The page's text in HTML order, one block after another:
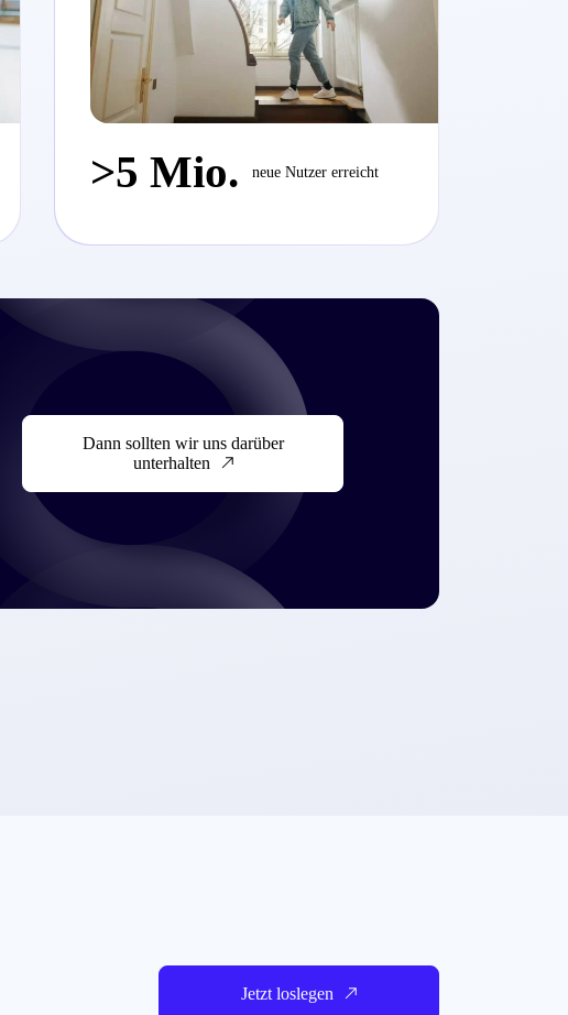
>5 Mio. neue Nutzer erreicht
Dann sollten wir uns darüber
unterhalten
Jetzt loslegen